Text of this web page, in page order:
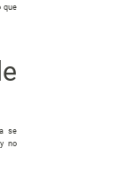
que
se
no